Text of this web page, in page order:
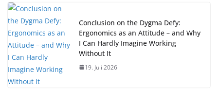
Conclusion on the Dygma Defy:
Ergonomics as an Attitude – and Why
I Can Hardly Imagine Working
Without It
19. Juli 2026